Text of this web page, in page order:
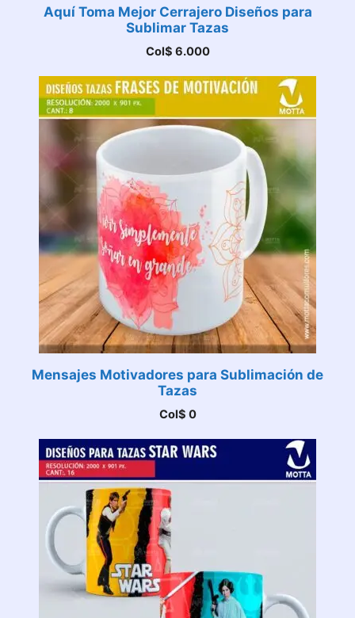
Aquí Toma Mejor Cerrajero Diseños para
Sublimar Tazas
Col$ 6.000
Mensajes Motivadores para Sublimación de
Tazas
Col$ 0